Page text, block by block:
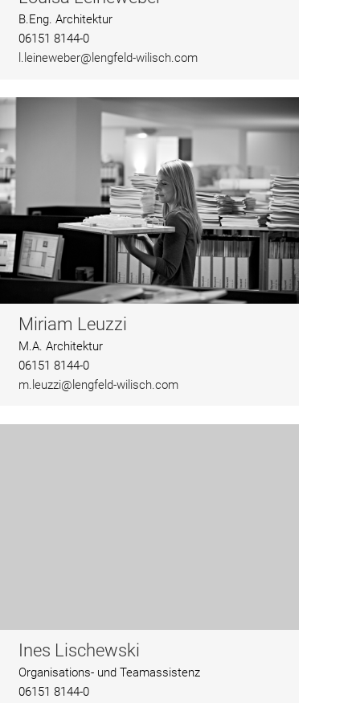
B.Eng. Architektur
06151 8144-0
l.leineweber@lengfeld-wilisch.com
Miriam Leuzzi
M.A. Architektur
06151 8144-0
m.leuzzi@lengfeld-wilisch.com
Ines Lischewski
Organisations- und Teamassistenz
06151 8144-0